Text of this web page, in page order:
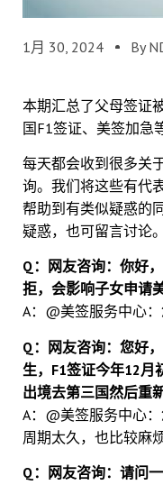
1月 30, 2024 By
本期汇总了父母签证
国F1签证、美签加急
每天都会收到很多关
询。我们将这些有代
帮助到有类似疑惑的
疑惑，也可留言讨论。
Q：网友咨询：你好
拒，会影响子女申请
A：@美签服务中心：
Q：网友咨询：您好
生，F1签证今年12月
出境去第三国然后重
A：@美签服务中心
周期太久，也比较麻
Q：网友咨询：请问